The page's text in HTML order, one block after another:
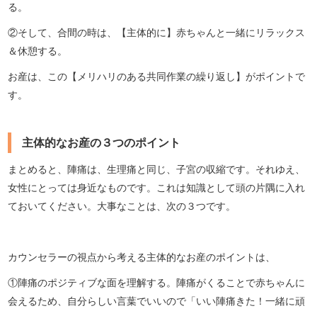
る。
②そして、合間の時は、【主体的に】赤ちゃんと一緒にリラックス
＆休憩する。
お産は、この【メリハリのある共同作業の繰り返し】がポイントで
す。
主体的なお産の３つのポイント
まとめると、陣痛は、生理痛と同じ、子宮の収縮です。それゆえ、
女性にとっては身近なものです。これは知識として頭の片隅に入れ
ておいてください。大事なことは、次の３つです。
カウンセラーの視点から考える主体的なお産のポイントは、
①陣痛のポジティブな面を理解する。陣痛がくることで赤ちゃんに
会えるため、自分らしい言葉でいいので「いい陣痛きた！一緒に頑